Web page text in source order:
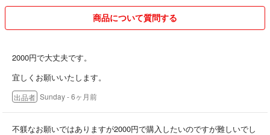
商品について質問する
2000円で大丈夫です。
宜しくお願いいたします。
出品者 Sunday- 6ヶ月前
不躾なお願いではありますが2000円で購入したいのですが難しいでし